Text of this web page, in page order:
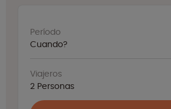
Período
Cuando?
Viajeros
2 Personas